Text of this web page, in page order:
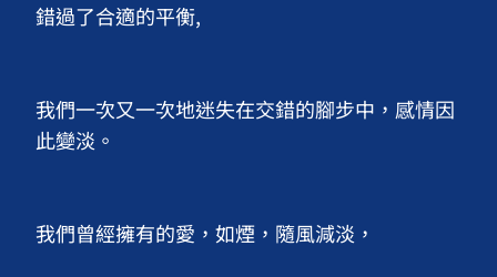
錯過了合適的平衡,
我們一次又一次地迷失在交錯的腳步中，感情因
此變淡。
我們曾經擁有的愛，如煙，隨風減淡，